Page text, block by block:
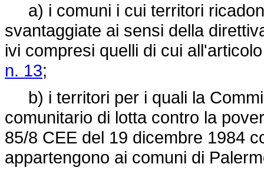
a) i comuni i cui territori
svantaggiate ai sensi della
ivi compresi quelli di cui
n. 13;
b) i territori per i quali la
comunitario di lotta contro la
85/8 CEE del 19 dicembre 1984
appartengono ai comuni di